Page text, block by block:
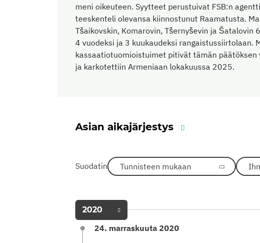
meni oikeuteen. Syytteet perustuivat FSB:n
teeskenteli olevansa kiinnostunut Raamatusta.
Tšaikovskin, Komarovin, Tšernyševin ja Šatalovin
4 vuodeksi ja 3 kuukaudeksi rangaistussiirtolaan.
kassaatiotuomioistuimet pitivät tämän päätöksen
ja karkotettiin Armeniaan lokakuussa 2025.
Asian aikajärjestys
Suodatin Tunnisteen mukaan
2020
24. marraskuuta 2020